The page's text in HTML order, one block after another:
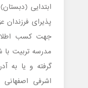
ابتدایی
پذیرای فرزندان
جهت کسب
گرفته و یا به
اشرفی